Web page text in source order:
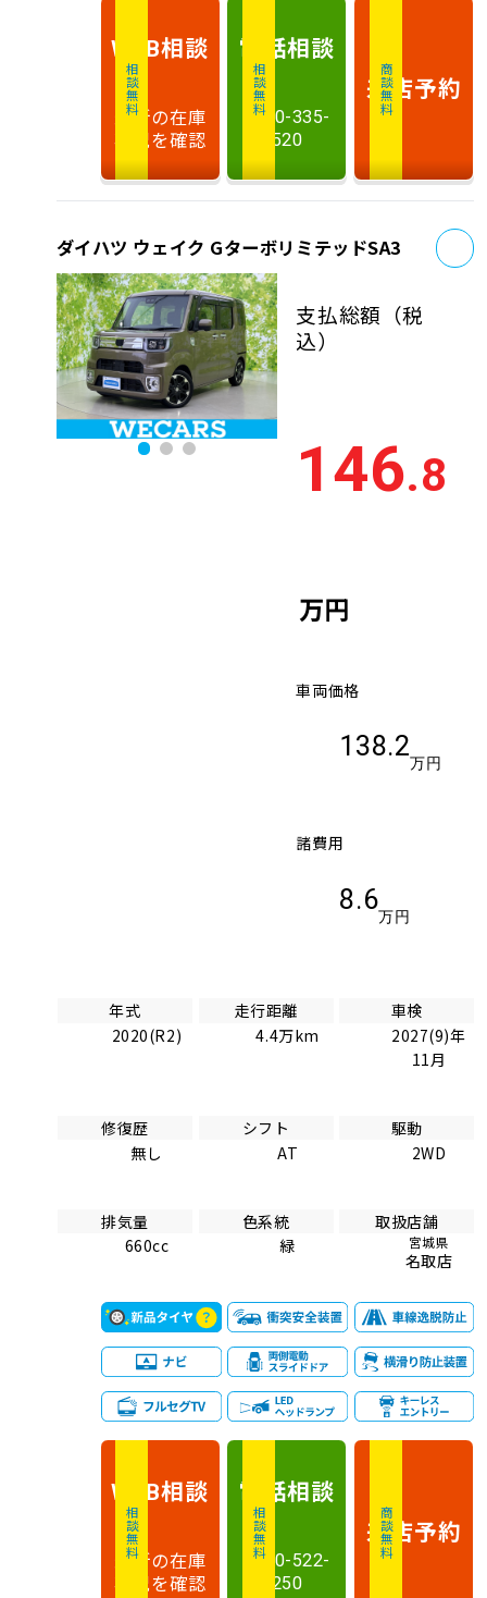
相談無料
WEB相談
最新の在庫
状況を確認
相談無料
電話相談
0120-335-
520
商談無料
来店予約
ダイハツ ウェイク GターボリミテッドSA3
支払総額 （税
込）
146.8
万円
車両価格
138.2
万円
諸費用
8.6
万円
年式
2020(R2)
走行距離
4.4万km
車検
2027(9)年
11月
修復歴
無し
シフト
AT
駆動
2WD
排気量
660cc
色系統
緑
取扱店舗
宮城県
名取店
相談無料
WEB相談
最新の在庫
状況を確認
相談無料
電話相談
0120-522-
250
商談無料
来店予約